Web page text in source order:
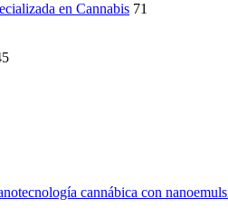
en Cannabis 71